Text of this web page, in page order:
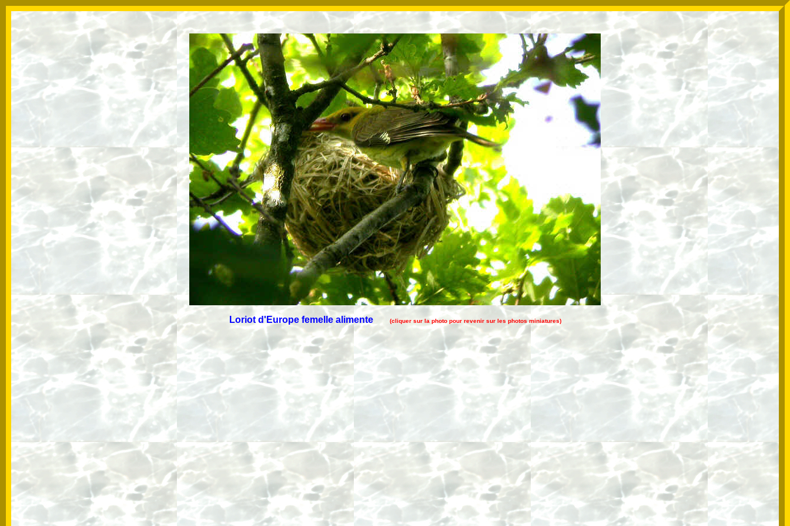
Loriot d'Europe femelle alimente (cliquer sur la photo pour revenir sur les photos miniatures)